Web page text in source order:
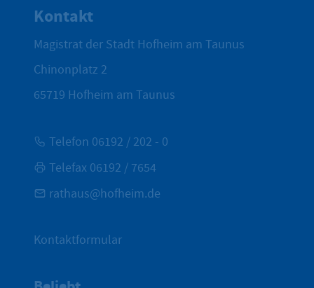
Kontakt
Magistrat der Stadt Hofheim am Taunus
Chinonplatz 2
65719 Hofheim am Taunus
Telefon 06192 / 202 - 0
Telefax 06192 / 7654
rathaus@hofheim.de
Kontaktformular